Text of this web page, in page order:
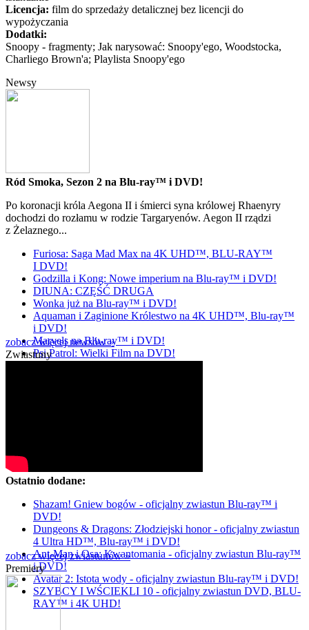
Licencja: film do sprzedaży detalicznej bez licencji do
wypożyczania
Dodatki:
Snoopy - fragmenty; Jak narysować: Snoopy'ego, Woodstocka,
Charliego Brown'a; Playlista Snoopy'ego
Newsy
Ród Smoka, Sezon 2 na Blu-ray™ i DVD!
Po koronacji króla Aegona II i śmierci syna królowej Rhaenyry
dochodzi do rozłamu w rodzie Targaryenów. Aegon II rządzi
z Żelaznego...
Furiosa: Saga Mad Max na 4K UHD™, BLU-RAY™
I DVD!
Godzilla i Kong: Nowe imperium na Blu-ray™ i DVD!
DIUNA: CZĘŚĆ DRUGA
Wonka już na Blu-ray™ i DVD!
Aquaman i Zaginione Królestwo na 4K UHD™, Blu-ray™
i DVD!
Marvels na Blu-ray™ i DVD!
Psi Patrol: Wielki Film na DVD!
zobacz więcej newsów »
Zwiastuny
Ostatnio dodane:
Shazam! Gniew bogów - oficjalny zwiastun Blu-ray™ i
DVD!
Dungeons & Dragons: Złodziejski honor - oficjalny zwiastun
4 Ultra HD™, Blu-ray™ i DVD!
Ant-Man i Osa: Kwantomania - oficjalny zwiastun Blu-ray™
i DVD!
Avatar 2: Istota wody - oficjalny zwiastun Blu-ray™ i DVD!
SZYBCY I WŚCIEKLI 10 - oficjalny zwiastun DVD, BLU-
RAY™ i 4K UHD!
zobacz więcej zwiastunów »
Premiery